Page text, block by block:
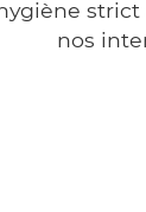
strict
nos